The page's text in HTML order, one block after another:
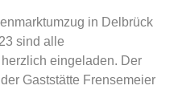
in Delbrück
sind alle
eingeladen. Der
Gaststätte Frensemeier